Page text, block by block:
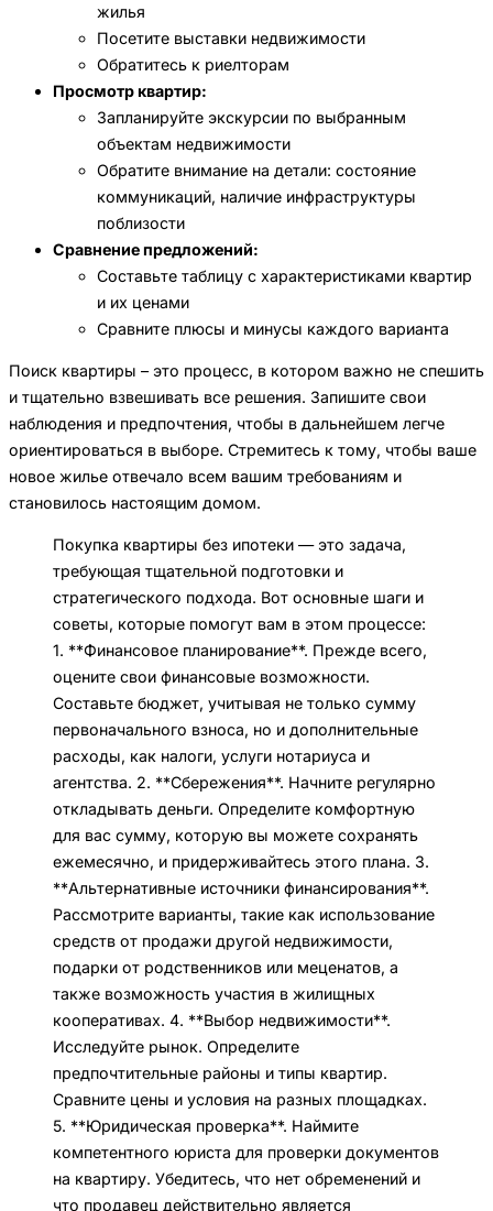
жилья
Посетите выставки недвижимости
Обратитесь к риелторам
Просмотр квартир:
Запланируйте экскурсии по выбранным
объектам недвижимости
Обратите внимание на детали: состояние
коммуникаций, наличие инфраструктуры
поблизости
Сравнение предложений:
Составьте таблицу с характеристиками квартир
и их ценами
Сравните плюсы и минусы каждого варианта
Поиск квартиры – это процесс, в котором важно не спешить
и тщательно взвешивать все решения. Запишите свои
наблюдения и предпочтения, чтобы в дальнейшем легче
ориентироваться в выборе. Стремитесь к тому, чтобы ваше
новое жилье отвечало всем вашим требованиям и
становилось настоящим домом.
Покупка квартиры без ипотеки — это задача,
требующая тщательной подготовки и
стратегического подхода. Вот основные шаги и
советы, которые помогут вам в этом процессе:
1. **Финансовое планирование**. Прежде всего,
оцените свои финансовые возможности.
Составьте бюджет, учитывая не только сумму
первоначального взноса, но и дополнительные
расходы, как налоги, услуги нотариуса и
агентства. 2. **Сбережения**. Начните регулярно
откладывать деньги. Определите комфортную
для вас сумму, которую вы можете сохранять
ежемесячно, и придерживайтесь этого плана. 3.
**Альтернативные источники финансирования**.
Рассмотрите варианты, такие как использование
средств от продажи другой недвижимости,
подарки от родственников или меценатов, а
также возможность участия в жилищных
кооперативах. 4. **Выбор недвижимости**.
Исследуйте рынок. Определите
предпочтительные районы и типы квартир.
Сравните цены и условия на разных площадках.
5. **Юридическая проверка**. Наймите
компетентного юриста для проверки документов
на квартиру. Убедитесь, что нет обременений и
что продавец действительно является